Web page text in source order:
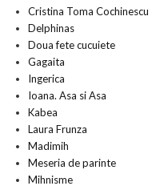
Cristina Toma Cochinescu
Delphinas
Doua fete cucuiete
Gagaita
Ingerica
Ioana. Asa si Asa
Kabea
Laura Frunza
Madimih
Meseria de parinte
Mihnisme